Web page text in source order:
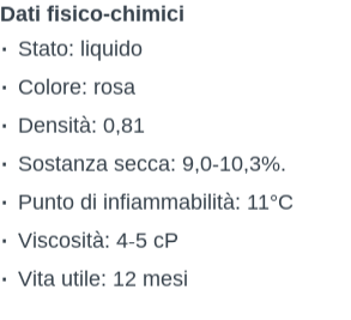
Dati fisico-chimici
Stato: liquido
Colore: rosa
Densità: 0,81
Sostanza secca: 9,0-10,3%.
Punto di infiammabilità: 11°C
Viscosità: 4-5 cP
Vita utile: 12 mesi